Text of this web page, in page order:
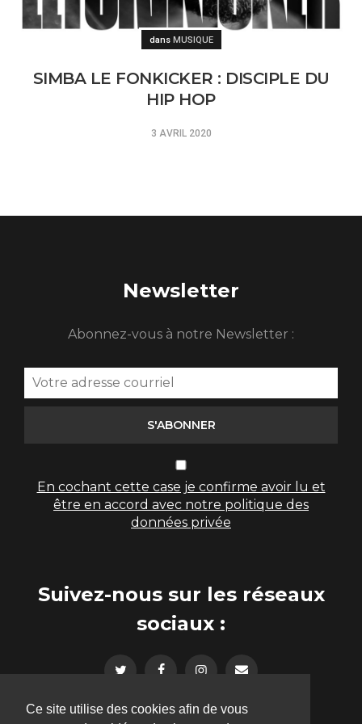
Ce site utilise des cookies afin de vous
Posted
dans MUSIQUE
SIMBA LE FONKICKER : DISCIPLE DU
HIP HOP
3 AVRIL 2020
Newsletter
Abonnez-vous à notre Newsletter :
S'ABONNER
En cochant cette case je confirme avoir lu et
être en accord avec notre politique des
données privée
Suivez-nous sur les réseaux
sociaux :